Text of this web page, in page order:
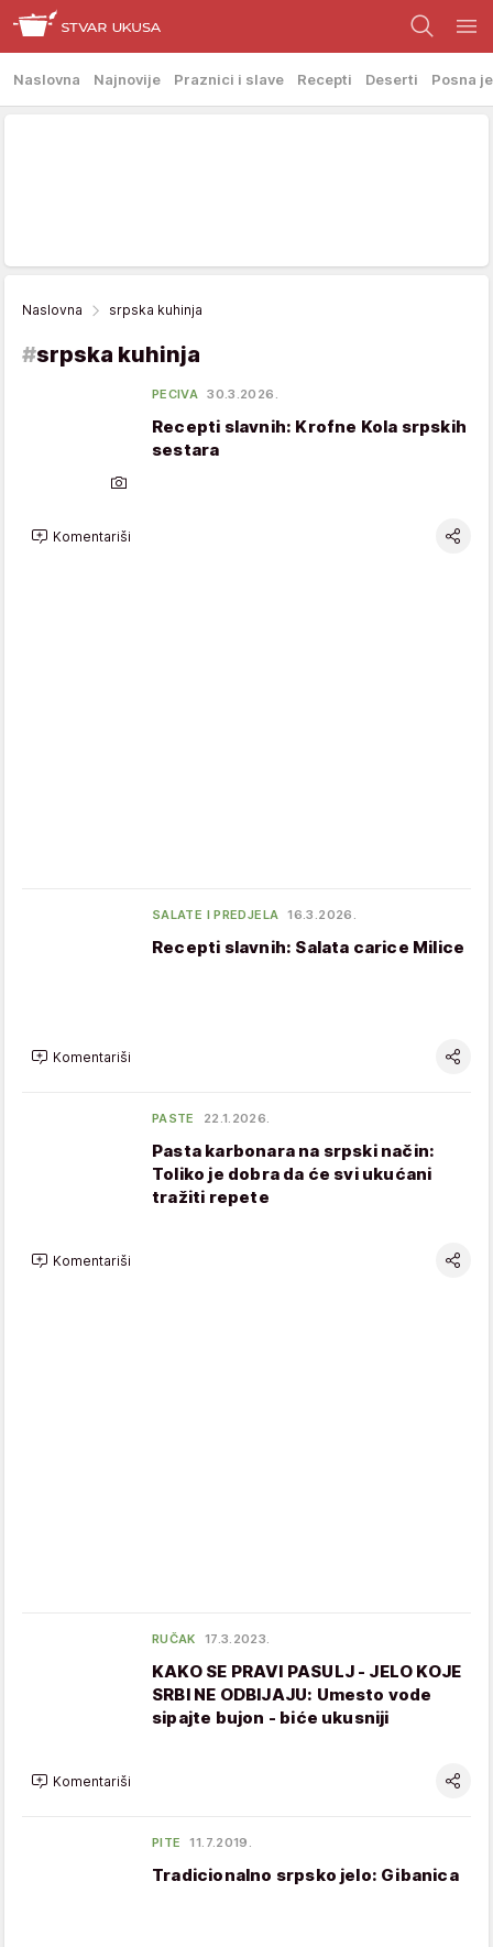
Naslovna Najnovije Praznici i slave Recepti Deserti Posna
Naslovna srpska kuhinja
#srpska kuhinja
PECIVA 30.3.2026.
Recepti slavnih: Krofne Kola srpskih
sestara
Komentariši
SALATE I PREDJELA 16.3.2026.
Recepti slavnih: Salata carice Milice
Komentariši
PASTE 22.1.2026.
Pasta karbonara na srpski način:
Toliko je dobra da će svi ukućani
tražiti repete
Komentariši
RUČAK 17.3.2023.
KAKO SE PRAVI PASULJ - JELO KOJE
SRBI NE ODBIJAJU: Umesto vode
sipajte bujon - biće ukusniji
Komentariši
PITE 11.7.2019.
Tradicionalno srpsko jelo: Gibanica